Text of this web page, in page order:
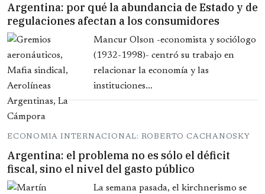
Argentina: por qué la abundancia de Estado y de
regulaciones afectan a los consumidores
Mancur Olson -economista y sociólogo
(1932-1998)- centró su trabajo en
relacionar la economía y las
instituciones...
ECONOMIA INTERNACIONAL: ROBERTO CACHANOSKY
Argentina: el problema no es sólo el déficit
fiscal, sino el nivel del gasto público
La semana pasada, el kirchnerismo se